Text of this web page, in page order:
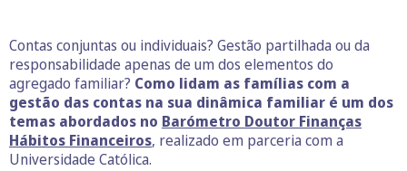
Contas conjuntas ou individuais? Gestão partilhada ou da
responsabilidade apenas de um dos elementos do
agregado familiar? Como lidam as famílias com a
gestão das contas na sua dinâmica familiar é um dos
temas abordados no Barómetro Doutor Finanças
Hábitos Financeiros, realizado em parceria com a
Universidade Católica.